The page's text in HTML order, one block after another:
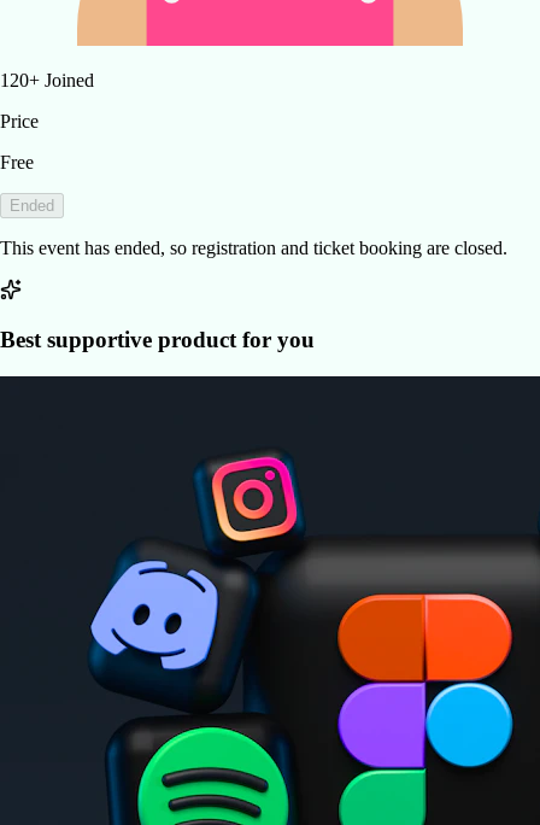
120+ Joined
Price
Free
Ended
This event has ended, so registration and ticket booking are closed.
Best supportive product for you